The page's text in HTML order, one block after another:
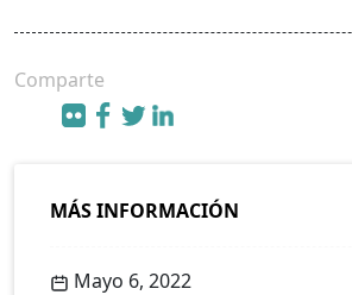
Comparte
MÁS INFORMACIÓN
Mayo 6, 2022